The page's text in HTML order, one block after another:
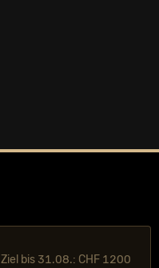
Ziel bis 31.08.: CHF 1200